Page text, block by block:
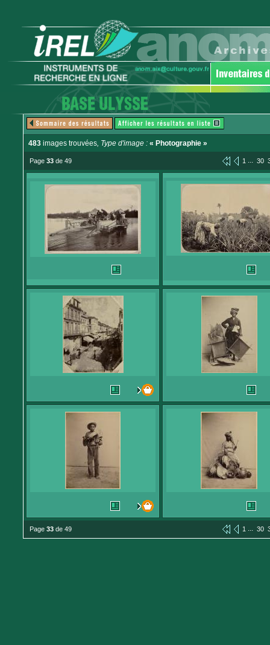
483 images trouvées, Type d'image : « Photographie »
Page 33 de 49 1 ... 30
Page 33 de 49 1 ... 30